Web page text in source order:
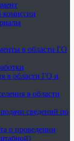
комиссии
в области ГО
в области ГО и
в области
сведений по
о проведении